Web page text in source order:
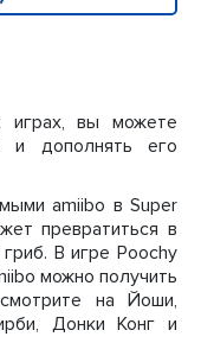
играх, вы можете
и дополнять его
amiibo в Super
превратиться в
В игре Poochy
можно получить
на Йоши,
Донки Конг и